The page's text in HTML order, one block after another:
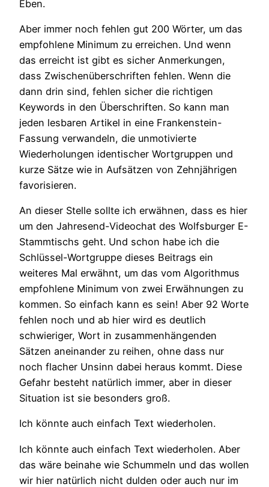
Eben.
Aber immer noch fehlen gut 200 Wörter, um das
empfohlene Minimum zu erreichen. Und wenn
das erreicht ist gibt es sicher Anmerkungen,
dass Zwischenüberschriften fehlen. Wenn die
dann drin sind, fehlen sicher die richtigen
Keywords in den Überschriften. So kann man
jeden lesbaren Artikel in eine Frankenstein-
Fassung verwandeln, die unmotivierte
Wiederholungen identischer Wortgruppen und
kurze Sätze wie in Aufsätzen von Zehnjährigen
favorisieren.
An dieser Stelle sollte ich erwähnen, dass es hier
um den Jahresend-Videochat des Wolfsburger E-
Stammtischs geht. Und schon habe ich die
Schlüssel-Wortgruppe dieses Beitrags ein
weiteres Mal erwähnt, um das vom Algorithmus
empfohlene Minimum von zwei Erwähnungen zu
kommen. So einfach kann es sein! Aber 92 Worte
fehlen noch und ab hier wird es deutlich
schwieriger, Wort in zusammenhängenden
Sätzen aneinander zu reihen, ohne dass nur
noch flacher Unsinn dabei heraus kommt. Diese
Gefahr besteht natürlich immer, aber in dieser
Situation ist sie besonders groß.
Ich könnte auch einfach Text wiederholen.
Ich könnte auch einfach Text wiederholen. Aber
das wäre beinahe wie Schummeln und das wollen
wir hier natürlich nicht dulden oder auch nur im